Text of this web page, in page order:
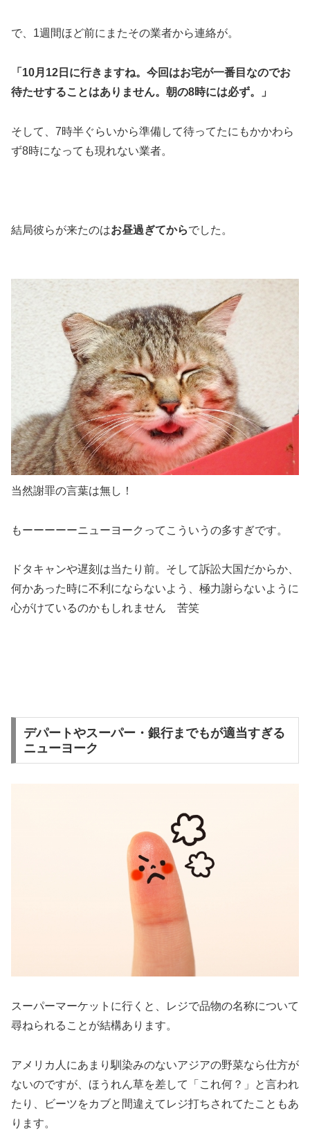
で、1週間ほど前にまたその業者から連絡が。
「10月12日に行きますね。今回はお宅が一番目なのでお
待たせすることはありません。朝の8時には必ず。」
そして、7時半ぐらいから準備して待ってたにもかかわら
ず8時になっても現れない業者。
結局彼らが来たのはお昼過ぎてからでした。
当然謝罪の言葉は無し！
もーーーーーニューヨークってこういうの多すぎです。
ドタキャンや遅刻は当たり前。そして訴訟大国だからか、
何かあった時に不利にならないよう、極力謝らないように
心がけているのかもしれません 苦笑
デパートやスーパー・銀行までもが適当すぎる
ニューヨーク
スーパーマーケットに行くと、レジで品物の名称について
尋ねられることが結構あります。
アメリカ人にあまり馴染みのないアジアの野菜なら仕方が
ないのですが、ほうれん草を差して「これ何？」と言われ
たり、
ビーツをカブと間違えてレジ打ちされてた こともあ
ります。